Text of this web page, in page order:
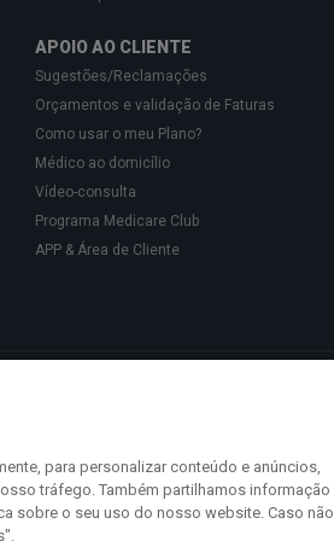
APOIO AO CLIENTE
Sugestões/Reclamações
Orçamentos e validação de Faturas
Como usar o meu Plano?
Médico ao domicílio
Vídeo-consulta
Programa Medicare Club
APP & Área de Cliente
113 (chamada para a rede fixa nacional) ou
para personalizar conteúdo e anúncios,
tráfego. Também partilhamos informação
sobre o seu uso do nosso website. Caso não